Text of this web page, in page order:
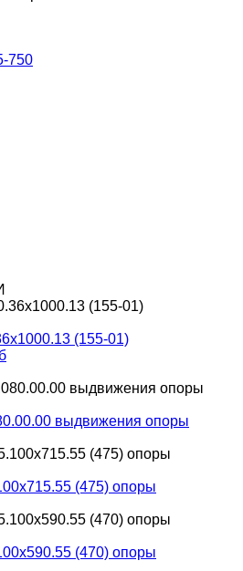
750
(155-01)
выдвижения опоры
(475) опоры
(470) опоры